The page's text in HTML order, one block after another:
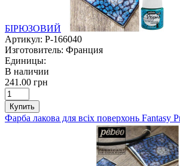
БІРЮЗОВИЙ
Артикул: P-166040
Изготовитель: Франция
Единицы:
В наличии
241.00 грн
Купить
Фарба лакова для всіх поверхонь Fantasy